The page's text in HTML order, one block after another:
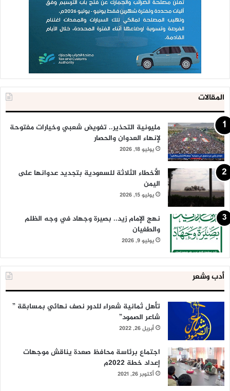
المقالات
مليونية التحذير.. تفويض شعبي وخيارات مفتوحة
لإنهاء العدوان والحصار
يوليو 18, 2026
الأخطاء الثلاثة للسعودية بتجديد عدوانها على
اليمن
يوليو 15, 2026
نهج الإمام زيد.. بصيرة وجهاد في وجه الظلم
والطغيان
يوليو 9, 2026
أدب وشعر
تأهل ثمانية شعراء للدور نصف نهائي بمسابقة ”
شاعر الصمود”
أبريل 26, 2022
اجتماع برئاسة محافظ صعدة يناقش موجهات
إعداد خطة 2022م
أكتوبر 26, 2021